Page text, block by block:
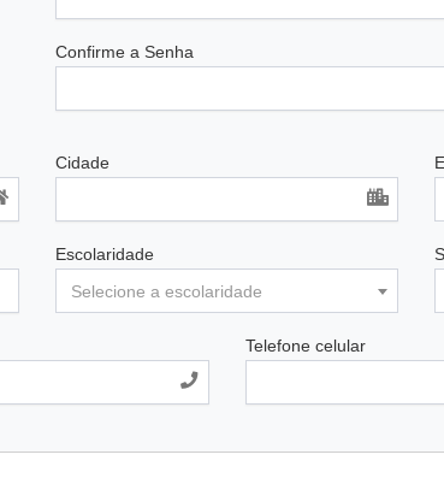
Confirme a Senha
Cidade
Escolaridade
Selecione a escolaridade
Telefone celular